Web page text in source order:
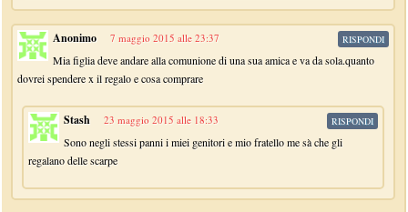
Anonimo 7 maggio 2015 alle 23:37
Mia figlia deve andare alla comunione di una sua amica e va da sola.quanto
dovrei spendere x il regalo e cosa comprare
RISPONDI
Stash 23 maggio 2015 alle 18:33
Sono negli stessi panni i miei genitori e mio fratello me sà che gli
regalano delle scarpe
RISPONDI